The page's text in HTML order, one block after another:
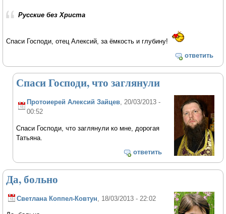
Русские без Христа
Спаси Господи, отец Алексий, за ёмкость и глубину!
ответить
Спаси Господи, что заглянули
Протоиерей Алексий Зайцев , 20/03/2013 -
00:52
Спаси Господи, что заглянули ко мне, дорогая
Татьяна.
ответить
Да, больно
Светлана Коппел-Ковтун , 18/03/2013 - 22:02